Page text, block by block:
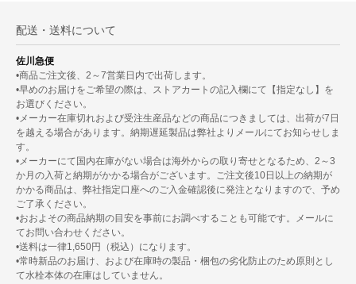
配送・送料について
佐川急便
•商品ご注文後、2～7営業日内で出荷します。
•早めのお届けをご希望の際は、ストアカートの記入欄にて【指定なし】を
お選びください。
•メーカー在庫切れおよび受注生産品などの商品につきましては、出荷が7日
を越える場合があります。納期遅延製品は弊社よりメールにてお知らせしま
す。
•メーカーにて国内在庫がない場合は海外からの取り寄せとなるため、2～3
か月の入荷と納期がかかる場合がございます。ご注文後10日以上の納期が
かかる商品は、弊社指定口座へのご入金確認後に発注となりますので、予め
ご了承ください。
•おおよその商品納期の目安を事前にお調べすることも可能です。メールに
てお問い合わせください。
•送料は一律1,650円（税込）になります。
•常時新品のお届け、および在庫時の製品・梱包の劣化防止のため原則とし
て水栓本体の在庫はしていません。